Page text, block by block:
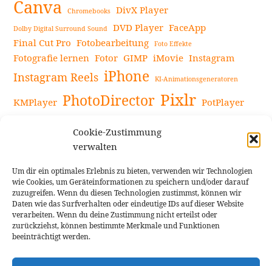
Cookie-Zustimmung
verwalten
Um dir ein optimales Erlebnis zu bieten, verwenden wir Technologien
wie Cookies, um Geräteinformationen zu speichern und/oder darauf
zuzugreifen. Wenn du diesen Technologien zustimmst, können wir
Daten wie das Surfverhalten oder eindeutige IDs auf dieser Website
verarbeiten. Wenn du deine Zustimmung nicht erteilst oder
zurückziehst, können bestimmte Merkmale und Funktionen
beeinträchtigt werden.
Canva Chromebooks DivX Player
Dolby Digital Surround Sound DVD Player FaceApp
Final Cut Pro Fotobearbeitung Foto Effekte
Fotografie lernen Fotor GIMP iMovie Instagram
Instagram Reels iPhone KI-Animationsgeneratoren
KMPlayer PhotoDirector Pixlr PotPlayer
Snapseed
Videoaufnahmen Tipps Videobearbeitung
Videoeffekte Vlogit YouTube-Kanal YouTube-Videos